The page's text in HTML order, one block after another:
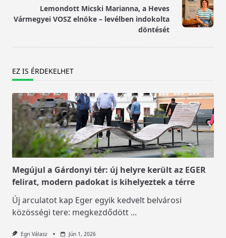
text">Page</span>
Lemondott Micski Marianna, a Heves
Vármegyei VOSZ elnöke – levélben indokolta
döntését
EZ IS ÉRDEKELHET
Megújul a Gárdonyi tér: új helyre került az EGER
felirat, modern padokat is kihelyeztek a térre
Új arculatot kap Eger egyik kedvelt belvárosi
közösségi tere: megkezdődött ...
Egri Válasz Jún 1, 2026